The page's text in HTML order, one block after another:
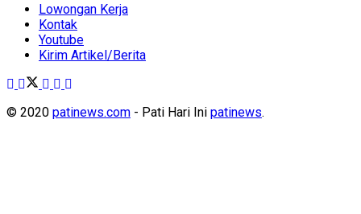
Lowongan Kerja
Kontak
Youtube
Kirim Artikel/Berita
© 2020 patinews.com - Pati Hari Ini patinews.